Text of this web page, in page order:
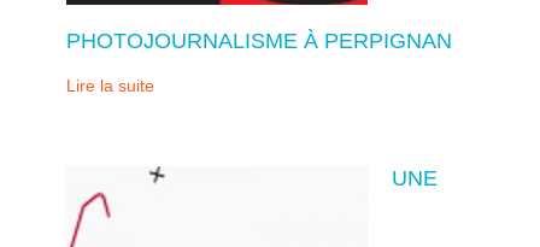
PHOTOJOURNALISME À PERPIGNAN
Lire la suite
UNE